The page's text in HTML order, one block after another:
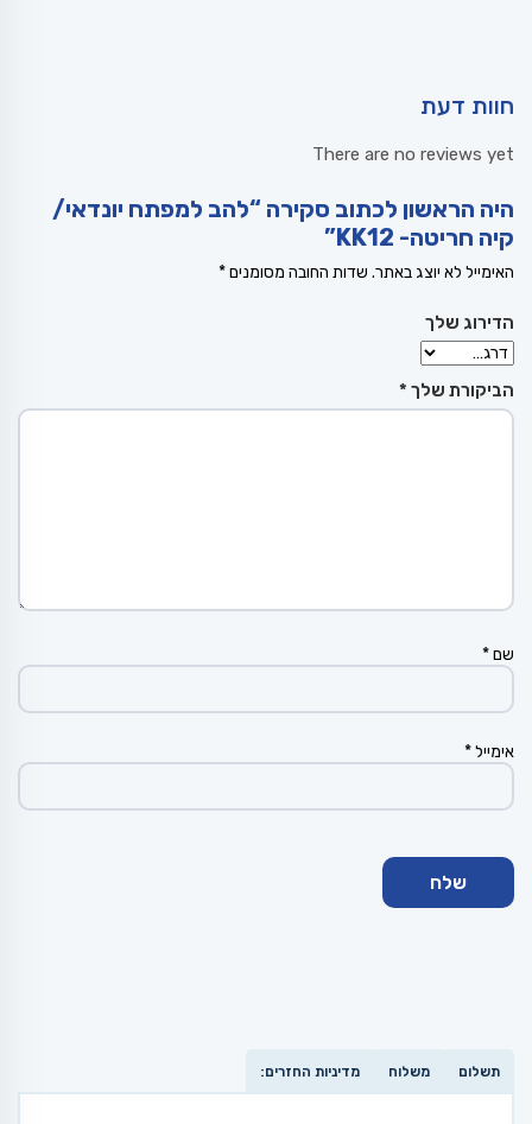
חוות דעת
There are no reviews yet
היה הראשון לכתוב סקירה “להב למפתח יונדאי/
קיה חריטה- KK12”
האימייל לא יוצג באתר. שדות החובה מסומנים*
הדירוג שלך
הביקורת שלך *
שם*
אימייל*
תשלום משלוח מדיניות החזרים: